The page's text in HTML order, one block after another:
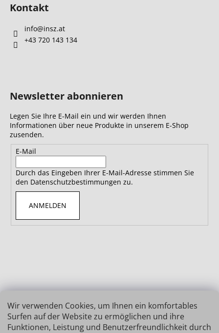
Wir verwenden Cookies, um Ihnen ein komfortables
Surfen auf der Website zu ermöglichen und ihre
Funktionen, Leistung und Benutzerfreundlichkeit durch
Kontakt
info@insz.at
+43 720 143 134
Newsletter abonnieren
Legen Sie Ihre E-Mail ein und wir werden Ihnen
Informationen über neue Produkte in unserem E-Shop
zusenden.
E-Mail
Durch das Eingeben Ihrer E-Mail-Adresse stimmen Sie
den Datenschutzbestimmungen zu.
ANMELDEN